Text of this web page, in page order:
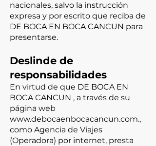
nacionales, salvo la instrucción
expresa y por escrito que reciba de
DE BOCA EN BOCA CANCUN para
presentarse.
Deslinde de
responsabilidades
En virtud de que DE BOCA EN
BOCA CANCUN , a través de su
página web
www.debocaenbocacancun.com.,
como Agencia de Viajes
(Operadora) por internet, presta